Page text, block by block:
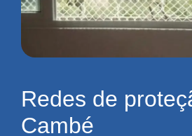
Redes de
Cambé